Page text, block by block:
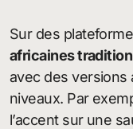
Sur des
africaines
avec des versions
niveaux. Par
l’accent sur une